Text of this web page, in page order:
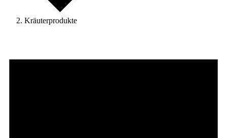
Kräuterprodukte